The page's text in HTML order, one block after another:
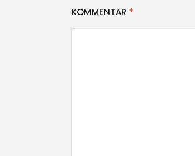
KOMMENTAR *